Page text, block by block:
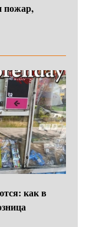
пожар,
как в